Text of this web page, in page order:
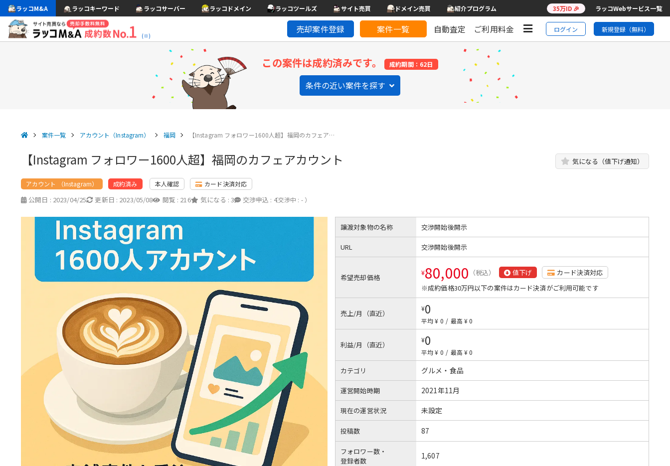
ラッコM&A ラッコキーワード ラッコサーバー ラッコドメイン ラッコツールズ サイト売買 ドメイン売買 紹介プログラム 35万ID 🎉 ラッコWebサービス一覧
(※)
売却案件登録 案件一覧 自動査定 ご利用料金 ログイン 新規登録（無料）
この案件は成約済みです。 成約期間：62日
条件の近い案件を探す
案件一覧 アカウント（Instagram） 福岡 【Instagram フォロワー1600人超】福岡のカフェア…
【Instagram フォロワー1600人超】福岡のカフェアカウント 気になる（値下げ通知）
アカウント （Instagram） 成約済み 本人確認 カード決済対応
公開日 : 2023/04/25 更新日 : 2023/05/08 閲覧 : 216 気になる : 3 交渉申込 : 4
（交渉中 : - ）
譲渡対象物の名称 交渉開始後開示
URL 交渉開始後開示
希望売却価格 ¥80,000 （税込） 値下げ
カード決済対応
※成約価格30万円以下の案件はカード決済がご利用可能です
売上/月（直近）
¥0
平均 ¥ 0 / 最高 ¥ 0
利益/月（直近）
¥0
平均 ¥ 0 / 最高 ¥ 0
カテゴリ グルメ・食品
運営開始時期 2021年11月
現在の運営状況 未設定
投稿数 87
フォロワー数・
登録者数
1,607